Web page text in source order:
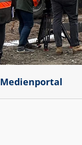
Medienportal